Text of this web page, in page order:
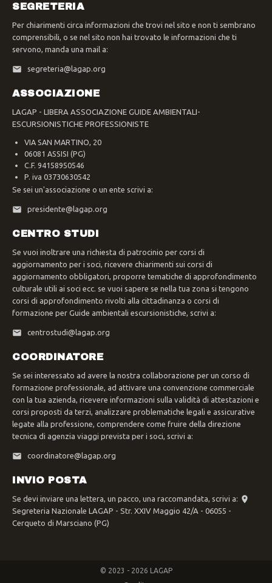
SEGRETERIA
Per chiarimenti circa informazioni che trovi nel sito e non ti sembrano
comprensibili, o se nel sito non hai trovato le informazioni che ti
servono, manda una mail a:
segreteria@lagap.org
ASSOCIAZIONE
LAGAP - LIBERA ASSOCIAZIONE GUIDE AMBIENTALI-
ESCURSIONISTICHE PROFESSIONISTE
VIA SAN MARTINO, 20
06081 ASSISI (PG)
C.F. 94158950546
P. iva 03730630542
Se sei un'associazione o un ente scrivi a:
presidente@lagap.org
CENTRO STUDI
Se vuoi inoltrare una richiesta di patrocinio per corsi di
aggiornamento per i soci, ricevere chiarimenti sui corsi di
aggiornamento obbligatori, proporre tematiche di approfondimento
culturale utili ai soci ecc. se vuoi sapere se nella tua zona si tengono
corsi di approfondimento rivolti alla cittadinanza o corsi di
formazione per Guide ambientali escursionistiche, scrivi a:
centrostudi@lagap.org
COORDINATORE
Se sei interessato ad avere la nostra collaborazione per un corso di
formazione professionale, ad attivare una convenzione commerciale
con la tua azienda, ricevere informazioni sulla validità di attestazioni e
corsi proposti da terzi, analizzare problematiche legali e assicurative
legate alla professione, comprendere come fruire della direzione
tecnica di agenzia viaggi prevista per i soci, scrivi a:
coordinatore@lagap.org
INVIO POSTA
Se devi inviare una lettera, un pacco, una raccomandata, scrivi a:
Segreteria Nazionale LAGAP - Str. XXIV Maggio 42/A - 06055 -
Cerqueto di Marsciano (PG)
© 2023 - 2026 LAGAP